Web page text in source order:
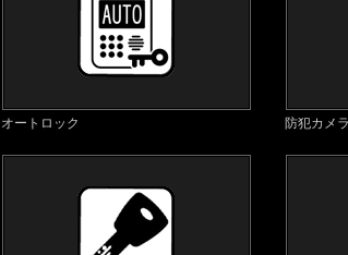
オートロック 防犯カメラ